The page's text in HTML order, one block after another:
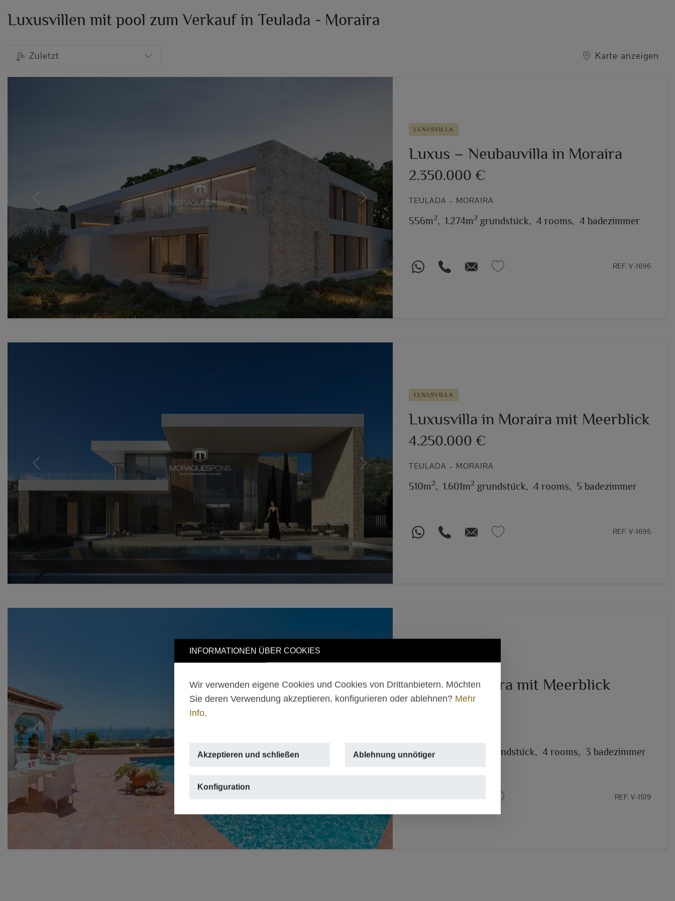
INFORMATIONEN ÜBER COOKIES
Wir verwenden eigene Cookies und Cookies von Drittanbietern. Möchten
Sie deren Verwendung akzeptieren, konfigurieren oder ablehnen? Mehr
Info.
Akzeptieren und schließen Ablehnung unnötiger
Konfiguration
Luxusvillen mit pool zum Verkauf in Teulada - Moraira
Zuletzt Karte anzeigen
Previous Next
LUXUSVILLA
Luxus – Neubauvilla in Moraira
2.350.000 €
TEULADA – MORAIRA
556m2, 1.274m2 grundstück, 4 rooms, 4 badezimmer
REF. V-1696
Previous Next
LUXUSVILLA
Luxusvilla in Moraira mit Meerblick
4.250.000 €
TEULADA – MORAIRA
510m2, 1.601m2 grundstück, 4 rooms, 5 badezimmer
REF. V-1695
Previous
Villa in Moraira mit Meerblick
2.495.000 €
500m grundstück, 4 rooms, 3 badezimmer
REF. V-1519